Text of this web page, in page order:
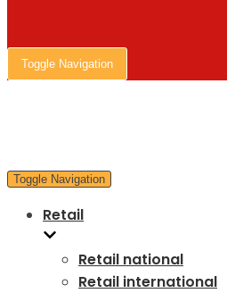
Toggle Navigation
Toggle Navigation
Retail
Retail national
Retail international